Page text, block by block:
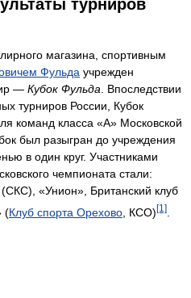
турниров
магазина, спортивным
Фульда учрежден
— Кубок Фульда . Впоследствии
турниров России, Кубок
команд класса «А» Московской
был разыгран до учреждения
в один круг. Участниками
чемпионата стали:
(СКС), «Унион», Британский клуб
(Клуб спорта Орехово , КСО)[1]